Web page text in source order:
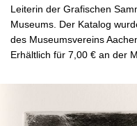
Leiterin der Grafischen
Museums. Der Katalog
des Museumsvereins
Erhältlich für 7,00 € an der